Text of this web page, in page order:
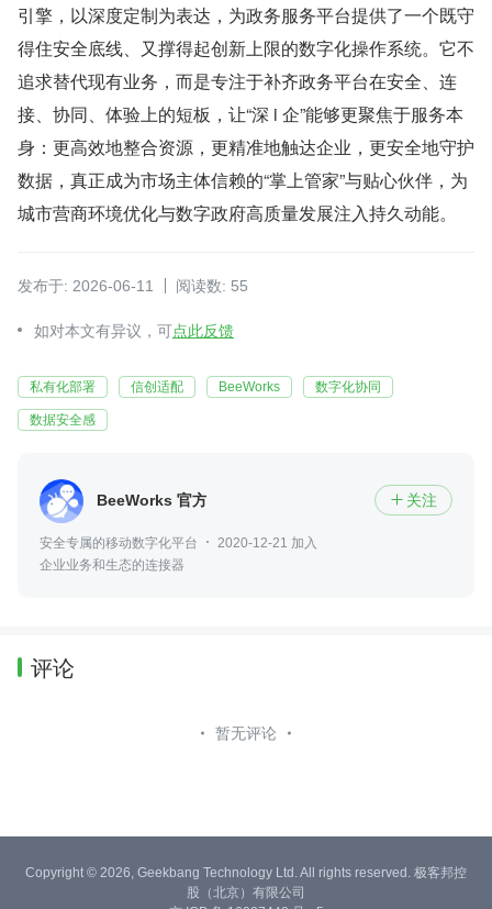
引擎，以深度定制为表达，为政务服务平台提供了一个既守
得住安全底线、又撑得起创新上限的数字化操作系统。它不
追求替代现有业务，而是专注于补齐政务平台在安全、连
接、协同、体验上的短板，让“深 i 企”能够更聚焦于服务本
身：更高效地整合资源，更精准地触达企业，更安全地守护
数据，真正成为市场主体信赖的“掌上管家”与贴心伙伴，为
城市营商环境优化与数字政府高质量发展注入持久动能。
发布于: 2026-06-11 阅读数: 55
如对本文有异议，可点此反馈
私有化部署 信创适配 BeeWorks 数字化协同
数据安全感
BeeWorks 官方  关注
安全专属的移动数字化平台
2020-12-21 加入
企业业务和生态的连接器
评论
暂无评论
Copyright © 2026, Geekbang Technology Ltd. All rights reserved. 极客邦控
股（北京）有限公司